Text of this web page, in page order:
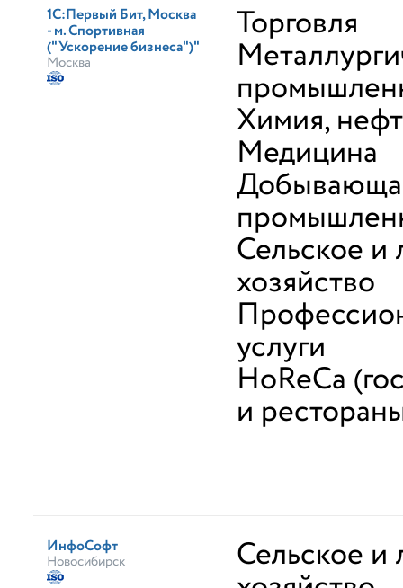
1С:Первый Бит, Москва
- м. Спортивная
("Ускорение бизнеса")"
Москва
Торговля
Химия,
Медицина
Сельское и
хозяйство
услуги
HoReCa
и
ИнфоСофт
Новосибирск Сельское и